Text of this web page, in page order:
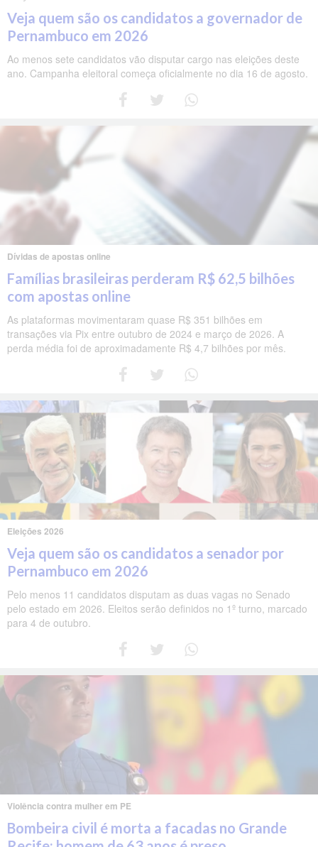
Veja quem são os candidatos a governador de
Pernambuco em 2026
Ao menos sete candidatos vão disputar cargo nas eleições deste
ano. Campanha eleitoral começa oficialmente no dia 16 de agosto.
Dívidas de apostas online
Famílias brasileiras perderam R$ 62,5 bilhões
com apostas online
As plataformas movimentaram quase R$ 351 bilhões em
transações via Pix entre outubro de 2024 e março de 2026. A
perda média foi de aproximadamente R$ 4,7 bilhões por mês.
Eleições 2026
Veja quem são os candidatos a senador por
Pernambuco em 2026
Pelo menos 11 candidatos disputam as duas vagas no Senado
pelo estado em 2026. Eleitos serão definidos no 1º turno, marcado
para 4 de outubro.
Violência contra mulher em PE
Bombeira civil é morta a facadas no Grande